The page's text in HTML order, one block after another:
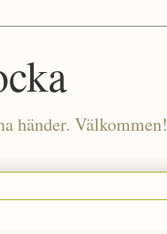
händer. Välkommen!